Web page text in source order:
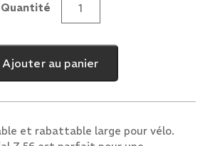
Quantitéquantité
Retroviseur
Velo
Droit
Zefal
z56
Ajouter au panier
et rabattable large pour vélo.